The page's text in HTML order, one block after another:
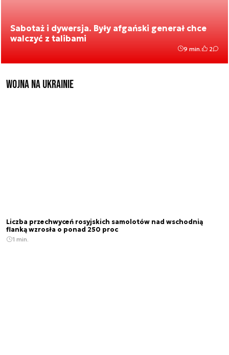
Sabotaż i dywersja. Były afgański generał chce
walczyć z talibami
9 min. 2
Wojna na Ukrainie
Liczba przechwyceń rosyjskich samolotów nad wschodnią
flanką wzrosła o ponad 250 proc
1 min.